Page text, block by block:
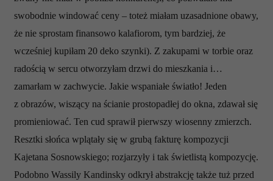
swobodnie windować ceny – toteż miałam uzasadnione obawy,
że nie sprostam finansowo kalafiorom, tym bardziej, że
wcześniej kupiłam 20 deko szynki). Z zakupami w torbie oraz
radością w sercu otworzyłam drzwi do mieszkania i…
zamarłam w zachwycie. Jakie wspaniałe światło! Jeden
z obrazów, wiszący na ścianie prostopadłej do okna, zdawał się
promieniować. Ten cud sprawił pierwszy wiosenny zmierzch.
Resztki słońca wplątały się w grubą fakturę kompozycji
Kajetana Sosnowskiego; rozjarzyły i tak świetlistą kompozycję.
Podobno Wassily Kandinsky odkrył abstrakcję także tuż przed